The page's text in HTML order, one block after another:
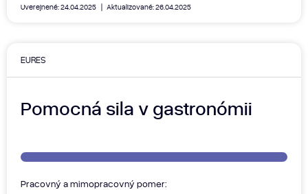
Uverejnené: 24.04.2025 Aktualizované: 26.04.2025
EURES
Pomocná sila v gastronómii
Pracovný a mimopracovný pomer: